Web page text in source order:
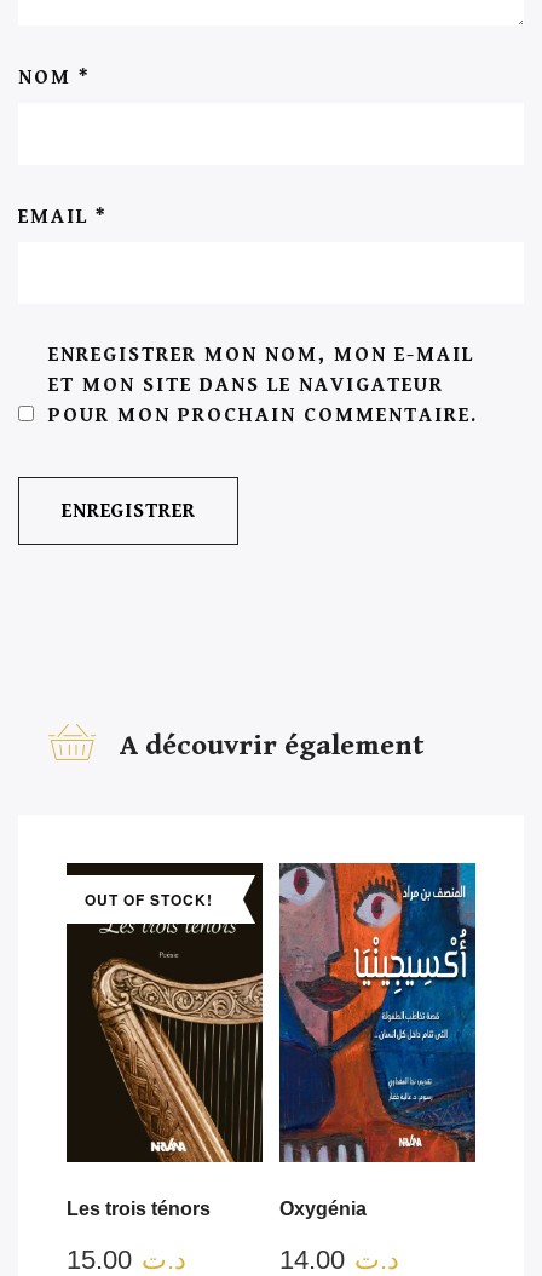
NOM *
EMAIL *
ENREGISTRER MON NOM, MON E-MAIL
ET MON SITE DANS LE NAVIGATEUR
POUR MON PROCHAIN COMMENTAIRE.
A découvrir également
OUT OF STOCK!
Les trois ténors
د.ت
Oxygénia
د.ت 14.00